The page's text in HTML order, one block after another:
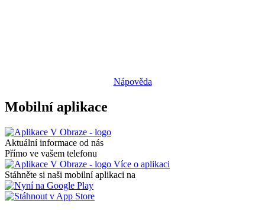
Nápověda
Mobilní aplikace
Aktuální informace od nás
Přímo ve vašem telefonu
Více o aplikaci
Stáhněte si naši mobilní aplikaci na